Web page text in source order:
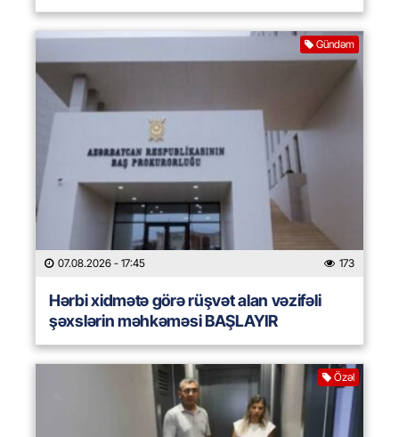
Gündəm
07.08.2026 - 17:45 173
Hərbi xidmətə görə rüşvət alan vəzifəli
şəxslərin məhkəməsi BAŞLAYIR
Özəl